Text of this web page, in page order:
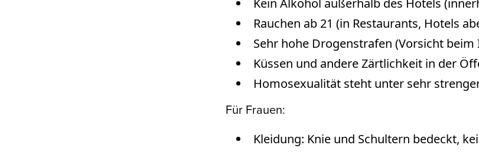
Kein Alkohol außerhalb des Hotels
Rauchen ab 21 (in Restaurants, Hotels
Sehr hohe Drogenstrafen (Vorsicht
Küssen und andere Zärtlichkeit in der
Homosexualität steht unter sehr
Für Frauen:
Kleidung: Knie und Schultern bedeckt,